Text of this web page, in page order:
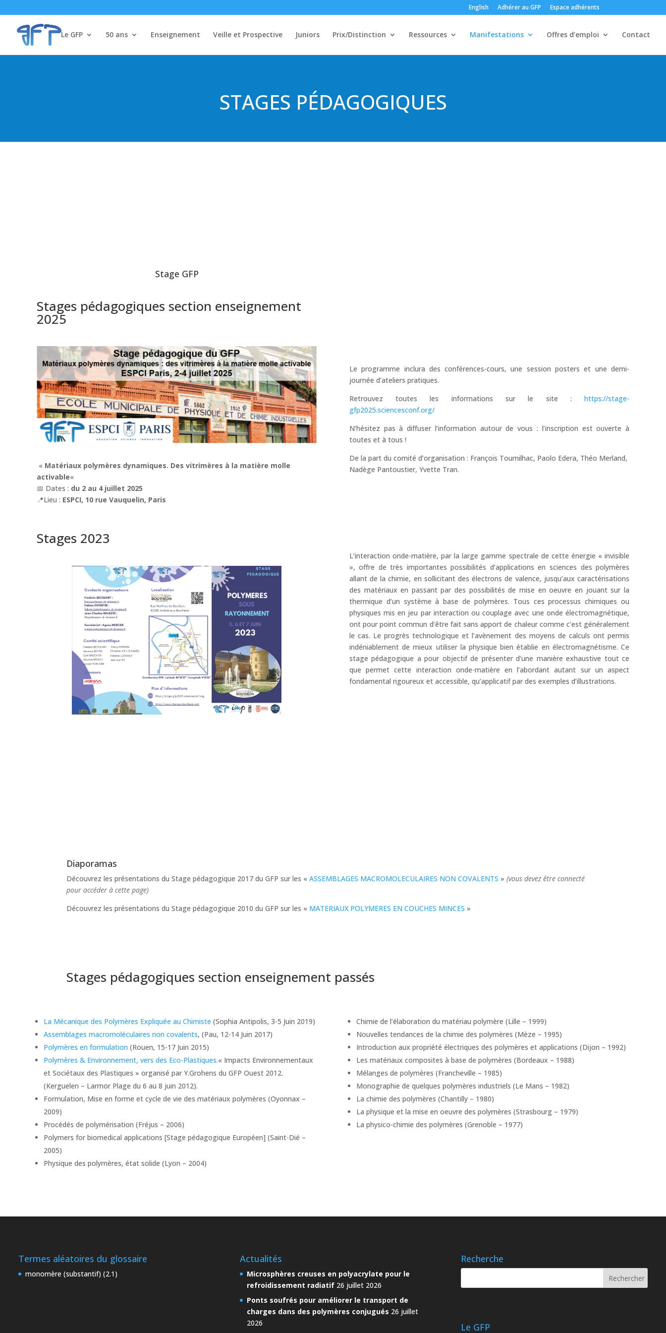
English Adhérer au GFP Espace adhérents
Le GFP 50 ans Enseignement Veille et Prospective Juniors Prix/Distinction Ressources Manifestations Offres d’emploi Contact
STAGES PÉDAGOGIQUES
Stage GFP
Stages pédagogiques section enseignement
2025
« Matériaux polymères dynamiques. Des vitrimères à la matière molle
activable«
📅 Dates : du 2 au 4 juillet 2025
📍Lieu : ESPCI, 10 rue Vauquelin, Paris
Stages 2023
Le programme inclura des conférences-cours, une session posters et une demi-
journée d’ateliers pratiques.
Retrouvez toutes les informations sur le site :https://stage-
gfp2025.sciencesconf.org/
N’hésitez pas à diffuser l’information autour de vous : l’inscription est ouverte à
toutes et à tous !
De la part du comité d’organisation : François Tournilhac, Paolo Edera, Théo Merland,
Nadège Pantoustier, Yvette Tran.
L’interaction onde-matière, par la large gamme spectrale de cette énergie « invisible
», offre de très importantes possibilités d’applications en sciences des polymères
allant de la chimie, en sollicitant des électrons de valence, jusqu’aux caractérisations
des matériaux en passant par des possibilités de mise en oeuvre en jouant sur la
thermique d’un système à base de polymères. Tous ces processus chimiques ou
physiques mis en jeu par interaction ou couplage avec une onde électromagnétique,
ont pour point commun d’être fait sans apport de chaleur comme c’est généralement
le cas. Le progrès technologique et l’avènement des moyens de calculs ont permis
indéniablement de mieux utiliser la physique bien établie en électromagnétisme. Ce
stage pédagogique a pour objectif de présenter d’une manière exhaustive tout ce
que permet cette interaction onde-matière en l’abordant autant sur un aspect
fondamental rigoureux et accessible, qu’applicatif par des exemples d’illustrations.
Diaporamas
Découvrez les présentations du Stage pédagogique 2017 du GFP sur les «ASSEMBLAGES MACROMOLECULAIRES NON COVALENTS »(vous devez être connecté
pour accéder à cette page)
Découvrez les présentations du Stage pédagogique 2010 du GFP sur les « MATERIAUX POLYMERES EN COUCHES MINCES »
Stages pédagogiques section enseignement passés
La Mécanique des Polymères Expliquée au Chimiste (Sophia Antipolis, 3-5 Juin 2019)
Assemblages macromoléculaires non covalents, (Pau, 12-14 Juin 2017)
Polymères en formulation (Rouen, 15-17 Juin 2015)
Polymères & Environnement, vers des Eco-Plastiques.« Impacts Environnementaux
et Sociétaux des Plastiques » organisé par Y.Grohens du GFP Ouest 2012.
(Kerguelen – Larmor Plage du 6 au 8 juin 2012).
Formulation, Mise en forme et cycle de vie des matériaux polymères (Oyonnax –
2009)
Procédés de polymérisation (Fréjus – 2006)
Polymers for biomedical applications [Stage pédagogique Européen] (Saint-Dié –
2005)
Physique des polymères, état solide (Lyon – 2004)
Chimie de l’élaboration du matériau polymère (Lille – 1999)
Nouvelles tendances de la chimie des polymères (Mèze – 1995)
Introduction aux propriété électriques des polymères et applications (Dijon – 1992)
Les matériaux composites à base de polymères (Bordeaux – 1988)
Mélanges de polymères (Francheville – 1985)
Monographie de quelques polymères industriels (Le Mans – 1982)
La chimie des polymères (Chantilly – 1980)
La physique et la mise en oeuvre des polymères (Strasbourg – 1979)
La physico-chimie des polymères (Grenoble – 1977)
Termes aléatoires du glossaire
monomère (substantif) (2.1)
Actualités
Microsphères creuses en polyacrylate pour le
refroidissement radiatif 26 juillet 2026
Ponts soufrés pour améliorer le transport de
charges dans des polymères conjugués 26 juillet
2026
Recherche
Le GFP